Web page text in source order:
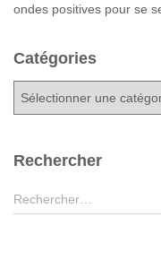
ondes positives pour se
Catégories
g
r
Rechercher
R
e
Rechercher…